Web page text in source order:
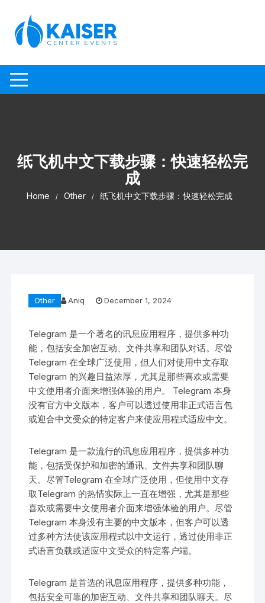
纸飞机中文下载步骤：快速轻松完
成
Home Other 纸飞机中文下载步骤：快速轻松完成
Other Aniq December 1, 2024
Telegram 是一个著名的讯息应用程序，提供多种功
能，包括安全加密互动、文件共享和团队对话。尽管
Telegram 在全球广泛使用，但人们对使用中文存取
Telegram 的兴趣日益浓厚，尤其是那些喜欢或需要
中文使用者介面来增强体验的用户。 Telegram 本身
没有官方中文版本，客户可以透过使用非正式语言包
或迎合中文受众的特定客户来使应用程式适应中文。
Telegram 是一款流行的讯息应用程序，提供多种功
能，包括受保护和加密的通讯、文件共享和团队聊
天。尽管Telegram 在全球广泛使用，但使用中文存
取Telegram 的热情实际上一直在增强，尤其是那些
喜欢或需要中文使用者介面来增强体验的用户。尽管
Telegram 本身没有主要的中文版本，但客户可以透
过多种方法使该应用程式以中文运行，透过使用非正
式语言负载或适应中文受众的特定客户端。
Telegram 是首选的讯息应用程序，提供多种功能，
包括安全可靠的加密互动、文件共享和团队聊天。尽